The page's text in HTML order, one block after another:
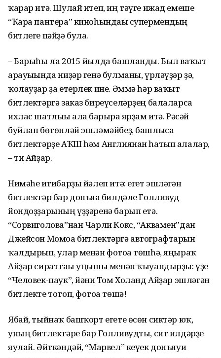
ҡарар итә. Шулай итеп, иң тәүге ижад емеше
“Ҡара пантера” киноһындағы супермендың
битлеге пәйҙә була.
– Барыһы ла 2015 йылда башланды. Был ваҡыт
арауығында ниҙәр генә булманы, үрләүҙәр ҙә,
ҡолауҙар ҙа етерлек ине. Әммә һәр ваҡыт
битлектәргә заказ биреүселәрҙең балаларса
ихлас шатлығы алға барырға ярҙам итә. Рәсәй
буйлап бөтөнләй эшләмәйбеҙ, башлыса
битлектәрҙе АҠШ һәм Англиянан һатып алалар,
– ти Айҙар.
Нимәһе иғтибарҙы йәлеп итә: егет эшләгән
битлектәр бар донъяға билдәле Голливуд
йондоҙҙарының үҙҙәренә барып етә.
“Сорвиголова”нан Чарли Кокс, “Аквамен”дан
Джейсон Момоа битлектәргә автографтарын
ҡалдырып, улар менән фотоға төшһә, яңыраҡ
Айҙар сираттағы уңышы менән ҡыуандырҙы: үҙе
“Человек-паук”, йәғни Том Холанд Айҙар эшләгән
битлекте тотоп, фотоға төшә!
Ябай, тыйнаҡ башҡорт егете өсөн сиктәр юҡ,
уның битлектәре бар Голливудты, сит илдәрҙе
яулай. Әйткәндәй, “Марвел” кеүек донъяуи